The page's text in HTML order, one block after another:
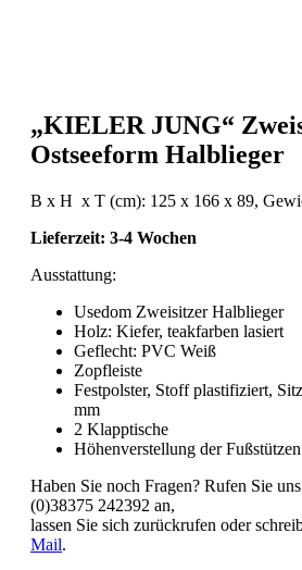
„KIELER JUNG“
Ostseeform Halblieger
B x H x T (cm): 125 x 166 x 89,
Lieferzeit: 3-4 Wochen
Ausstattung:
Usedom Zweisitzer Halblieger
Holz: Kiefer, teakfarben lasiert
Geflecht: PVC Weiß
Zopfleiste
Festpolster, Stoff plastifiziert,
mm
2 Klapptische
Höhenverstellung der Fußstützen
Haben Sie noch Fragen? Rufen Sie
(0)38375 242392 an,
lassen Sie sich zurückrufen oder
Mail.